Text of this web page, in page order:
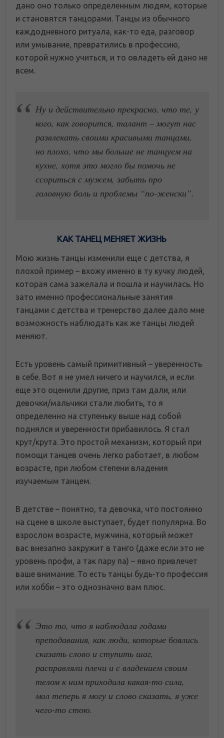
дано оно только определенным людям, которые
и становятся танцорами. Танцы из обычного
каждодневного ритуала, как-то еда, разговор
или умывание, превратились в профессию,
которой нужно учиться, и то овладеть ей дано не
всем.
Ну и действительно прекрасно, что те, у
кого, как говорится, талант – могут нас
развлекать своими красивыми танцами,
но плохо, что мы больше не танцуем на
кухне, хотя это могло бы помочь не
ссориться с мужем, забыть про
головную боль и проблемы “по-женски”.
КАК ТАНЕЦ МЕНЯЕТ ЖИЗНЬ
Мою жизнь танцы изменили еще с детства, я
плохой пример – вхожу именно в ту кучку людей,
которая сама зажелала и пошла и научилась. Но
зато именно профессиональные занятия
танцами с детства и тренерство далее дало мне
возможность наблюдать как же танцы людей
меняют.
Есть уровень самый примитивный – уверенность
в себе. Вот я не умел ничего и научился, и если
еще это оценили другие, приз там дали, или
девочки/мальчики стали любить, то я
определенно на ступеньку выше над собой
поднялся и уверенности прибавилось. Я стал
крут/крута. Это простой механизм, который при
помощи танцев очень легко работает, в любом
возрасте, при любом степени владения
изучаемым танцем.
В детстве – понятно, та девочка, что постоянно
на сцене в школе выступает, будет популярна. Во
взрослом возрасте, мужчина, который может
вас внезапно закружит в танго (даже если это не
уровень профи, а так пару па) – явно привлечет
ваше внимание. То есть танцы будь-то профессия
или хобби – это однозначно вам плюс.
Это то, что я наблюдала годами
преподавания, как люди, которые боялись
сказать слово и ступить шаг,
расправляли плечи и с владением своим
телом к ним приходила какая-то сила,
мол теперь я могу и слово сказать, я уже
чего-то стою.